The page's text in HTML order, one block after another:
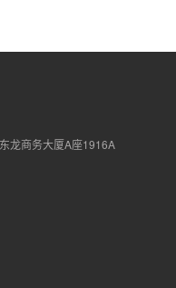
龙商务大厦A座1916A